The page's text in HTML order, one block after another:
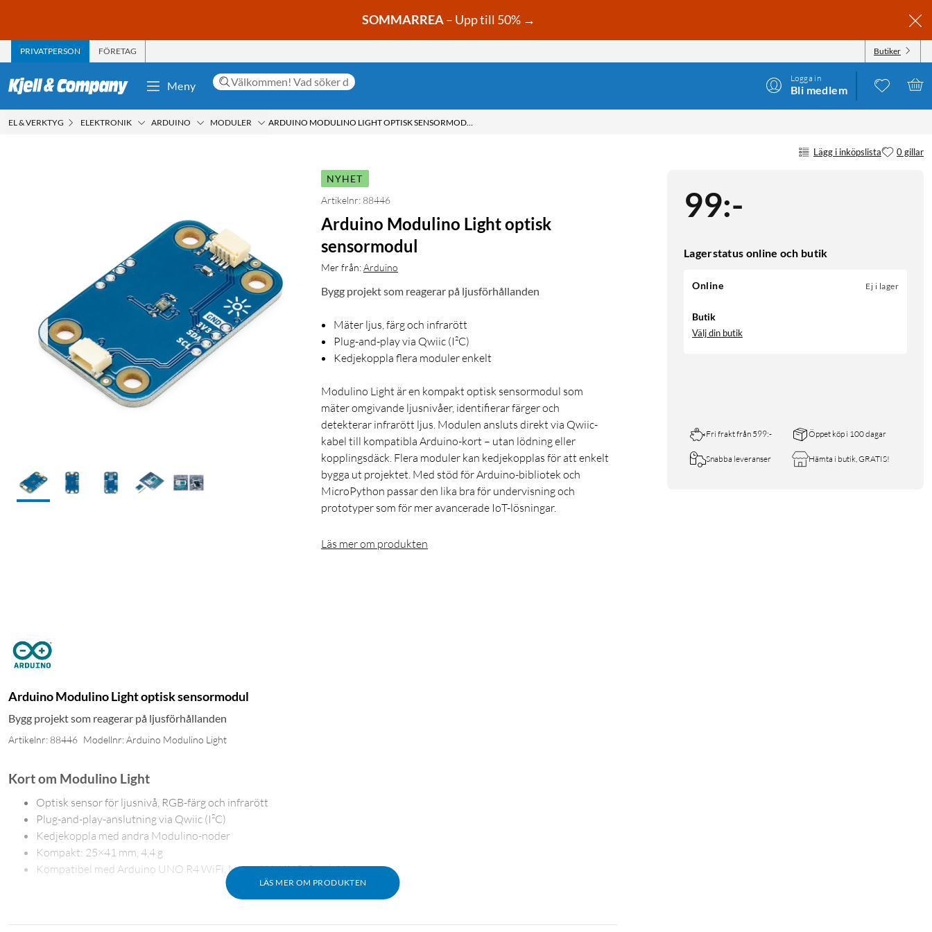
SOMMARREA– Upp till 50% →
PRIVATPERSON FÖRETAG Butiker
Meny
Logga in
Bli medlem
EL & VERKTYG ELEKTRONIK ARDUINO MODULER ARDUINO MODULINO LIGHT OPTISK SENSORMODUL
Lägg i inköpslista 0 gillar
99:-
Lagerstatus online och butik
Online Ej i lager
Butik
Välj din butik
Fri frakt från 599:- Öppet köp i 100 dagar
Snabba leveranser Hämta i butik, GRATIS!
NYHET
Artikelnr: 88446
Arduino Modulino Light optisk
sensormodul
Mer från:Arduino
Bygg projekt som reagerar på ljusförhållanden
Mäter ljus, färg och infrarött
Plug-and-play via Qwiic (I²C)
Kedjekoppla flera moduler enkelt
Modulino Light är en kompakt optisk sensormodul som
mäter omgivande ljusnivåer, identifierar färger och
detekterar infrarött ljus. Modulen ansluts direkt via Qwiic-
kabel till kompatibla Arduino-kort – utan lödning eller
kopplingsdäck. Flera moduler kan kedjekopplas för att enkelt
bygga ut projektet. Med stöd för Arduino-bibliotek och
MicroPython passar den lika bra för undervisning och
prototyper som för mer avancerade IoT-lösningar.
Läs mer om produkten
Arduino Modulino Light optisk sensormodul
Bygg projekt som reagerar på ljusförhållanden
Artikelnr: 88446 Modellnr: Arduino Modulino Light
LÄS MER OM PRODUKTEN
Kort om Modulino Light
Optisk sensor för ljusnivå, RGB-färg och infrarött
Plug-and-play-anslutning via Qwiic (I²C)
Kedjekoppla med andra Modulino-noder
Kompakt: 25×41 mm, 4,4 g
Kompatibel med Arduino UNO R4 WiFi, Nesso N1, UNO Q och Nano